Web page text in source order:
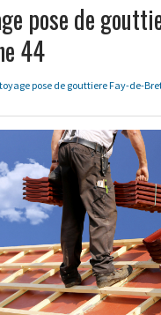
pose de
44
pose de gouttiere Fay-de-